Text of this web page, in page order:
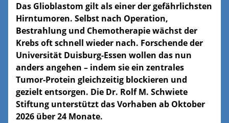
Das Glioblastom gilt als einer der gefährlichsten
Hirntumoren. Selbst nach Operation,
Bestrahlung und Chemotherapie wächst der
Krebs oft schnell wieder nach. Forschende der
Universität Duisburg-Essen wollen das nun
anders angehen – indem sie ein zentrales
Tumor-Protein gleichzeitig blockieren und
gezielt entsorgen. Die Dr. Rolf M. Schwiete
Stiftung unterstützt das Vorhaben ab Oktober
2026 über 24 Monate.